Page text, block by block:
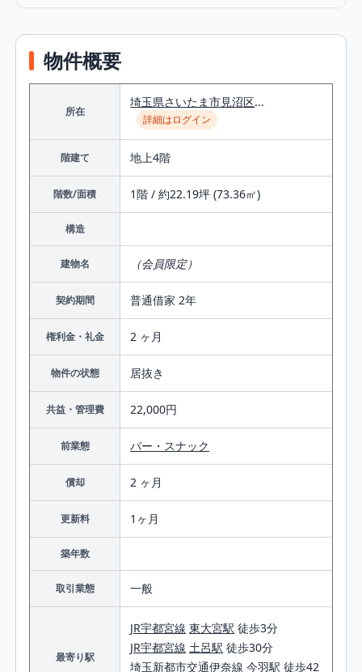
物件概要
所在
埼玉県さいたま市見沼区...
詳細はログイン
階建て 地上4階
階数/面積 1階 / 約22.19坪 (73.36㎡)
構造
建物名 （会員限定）
契約期間 普通借家 2年
権利金・礼金 2 ヶ月
物件の状態 居抜き
共益・管理費 22,000円
前業態 バー・スナック
償却 2 ヶ月
更新料 1ヶ月
築年数
取引業態 一般
最寄り駅
JR宇都宮線 東大宮駅 徒歩3分
JR宇都宮線 土呂駅 徒歩30分
埼玉新都市交通伊奈線 今羽駅 徒歩42